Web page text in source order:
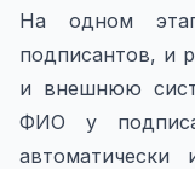
На одном
подписантов, и
и внешнюю
ФИО у
автоматически